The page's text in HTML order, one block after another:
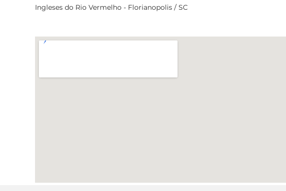
Ingleses do Rio Vermelho - Florianopolis / SC